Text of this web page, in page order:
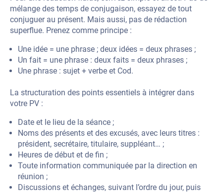
mélange des temps de conjugaison, essayez de tout
conjuguer au présent. Mais aussi, pas de rédaction
superflue. Prenez comme principe :
Une idée = une phrase ; deux idées = deux phrases ;
Un fait = une phrase : deux faits = deux phrases ;
Une phrase : sujet + verbe et Cod.
La structuration des points essentiels à intégrer dans
votre PV :
Date et le lieu de la séance ;
Noms des présents et des excusés, avec leurs titres :
président, secrétaire, titulaire, suppléant… ;
Heures de début et de fin ;
Toute information communiquée par la direction en
réunion ;
Discussions et échanges, suivant l’ordre du jour, puis